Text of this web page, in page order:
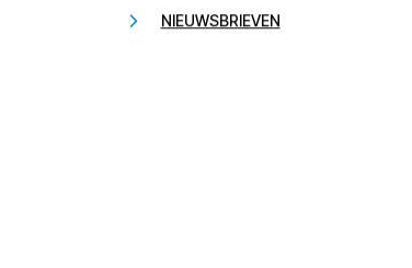
NIEUWSBRIEVEN